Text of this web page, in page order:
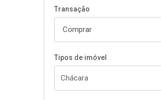
Transação
Tipos de imóvel